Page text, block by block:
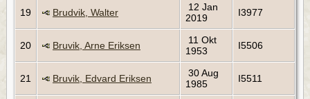
19 Brudvik, Walter
12 Jan
2019
I3977
20 Bruvik, Arne Eriksen
11 Okt
1953
I5506
21 Bruvik, Edvard Eriksen
30 Aug
1985
I5511